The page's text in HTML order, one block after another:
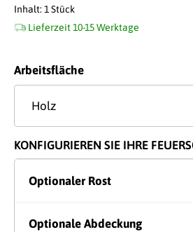
Inhalt: 1 Stück
Lieferzeit 10-15 Werktage
Arbeitsflächeauswählen
KONFIGURIEREN SIE IHRE
Optionaler Rost
Optionale Abdeckung